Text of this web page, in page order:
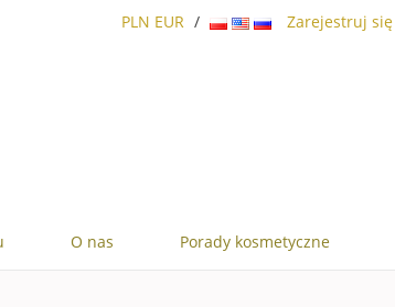
PLN EUR / Zarejestruj się
O nas Porady kosmetyczne